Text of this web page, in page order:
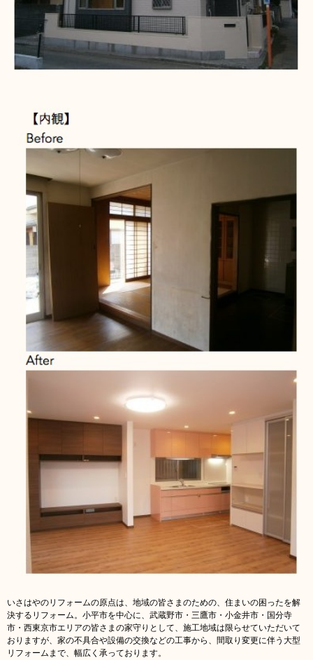
いさはやのリフォームの原点は、地域の皆さまのための、住まいの困ったを解
決するリフォーム。 小平市を中心に、武蔵野市・三鷹市・小金井市・国分寺
市・西東京市エリアの皆さまの家守りとして、施工地域は限らせていただいて
おりますが、家の不具合や設備の交換などの工事から、間取り変更に伴う大型
リフォームまで、幅広く承っております。